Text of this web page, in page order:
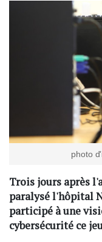
photo
Trois jours après
paralysé l'hôpital
participé à une
cybersécurité ce